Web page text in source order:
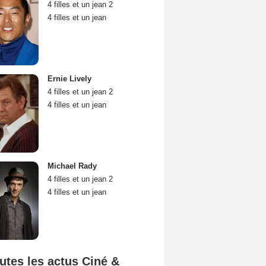
4 filles et un jean 2
4 filles et un jean
Ernie Lively
4 filles et un jean 2
4 filles et un jean
Michael Rady
4 filles et un jean 2
4 filles et un jean
les actus Ciné &